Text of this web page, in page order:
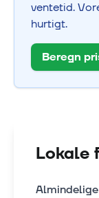
ventetid.
hurtigt.
Beregn
Lokale